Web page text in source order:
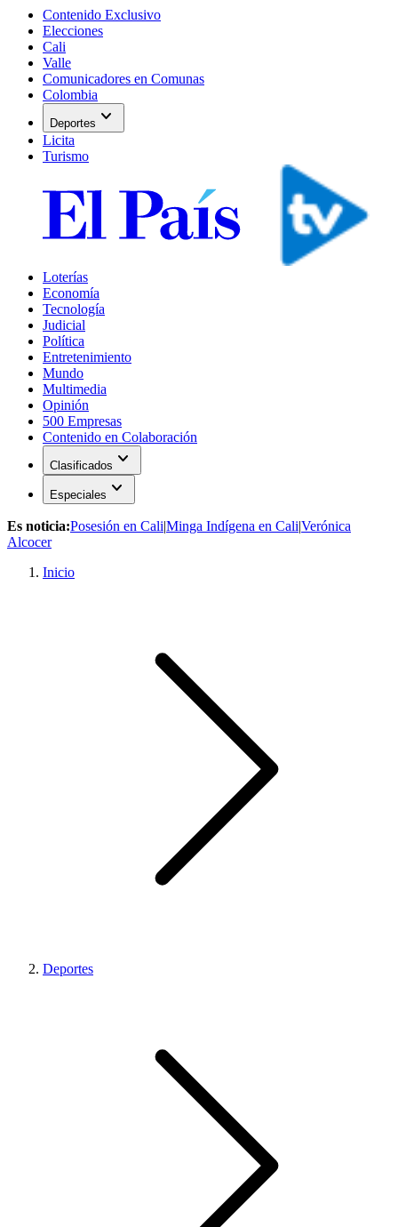
Contenido Exclusivo
Elecciones
Cali
Valle
Comunicadores en Comunas
Colombia
Deportes expand_more
Licita
Turismo
Loterías
Economía
Tecnología
Judicial
Política
Entretenimiento
Mundo
Multimedia
Opinión
500 Empresas
Contenido en Colaboración
Clasificados expand_more
Especiales expand_more
Es noticia:Posesión en Cali|Minga Indígena en Cali|Verónica
Alcocer
Inicio
Deportes